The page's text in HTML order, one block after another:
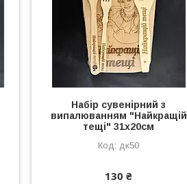
Набір сувенірний з
випалюванням "Найкращій
тещі" 31х20см
дк50
130 ₴